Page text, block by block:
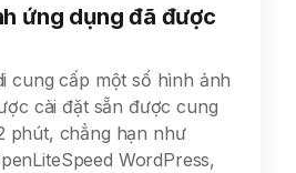
ứng dụng đã được
cung cấp một số hình ảnh
cài đặt sẵn được cung
phút, chẳng hạn như
WordPress,